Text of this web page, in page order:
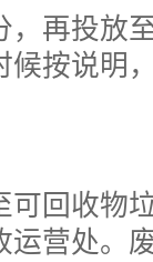
，再投放
候按说明
可回收物
运营处。